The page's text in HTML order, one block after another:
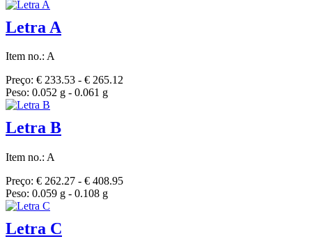
Letra A
Item no.: A
Preço: € 233.53 - € 265.12
Peso: 0.052 g - 0.061 g
Letra B
Item no.: A
Preço: € 262.27 - € 408.95
Peso: 0.059 g - 0.108 g
Letra C